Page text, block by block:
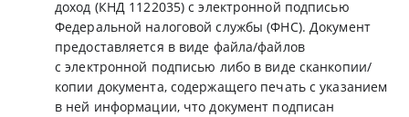
доход (КНД 1122035) с электронной подписью
Федеральной налоговой службы (ФНС). Документ
предоставляется в виде файла/файлов
с электронной подписью либо в виде сканкопии/
копии документа, содержащего печать с указанием
в ней информации, что документ подписан